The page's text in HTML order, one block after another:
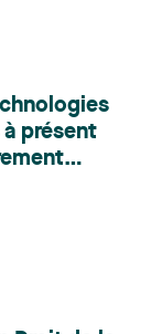
de droit
une
d’enjeux
de
dossiers
de leurs
présent